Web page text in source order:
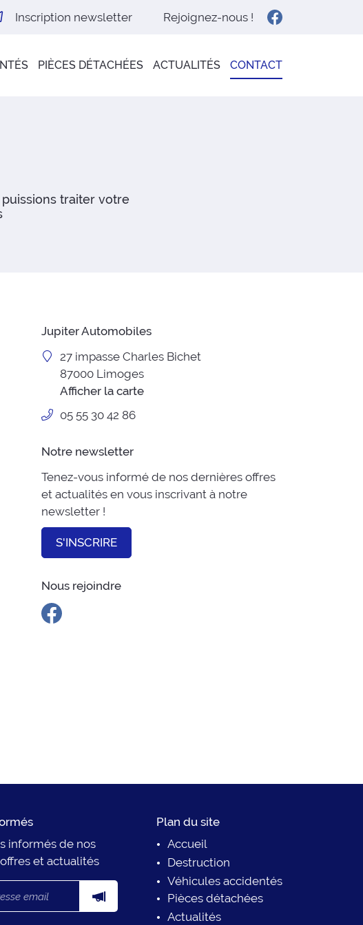
Inscription newsletter Rejoignez-nous !
PIÈCES DÉTACHÉES ACTUALITÉS CONTACT
traiter votre
Jupiter Automobiles
27 impasse Charles Bichet
87000 Limoges
Afficher la carte
05 55 30 42 86
Notre newsletter
Tenez-vous informé de nos dernières offres
et actualités en vous inscrivant à notre
newsletter !
S'INSCRIRE
Nous rejoindre
informés de nos
et actualités
Plan du site
Accueil
Destruction
Véhicules accidentés
Pièces détachées
Actualités